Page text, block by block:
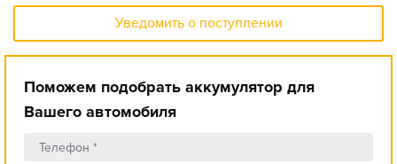
Уведомить о поступлении
Поможем подобрать аккумулятор для
Вашего автомобиля